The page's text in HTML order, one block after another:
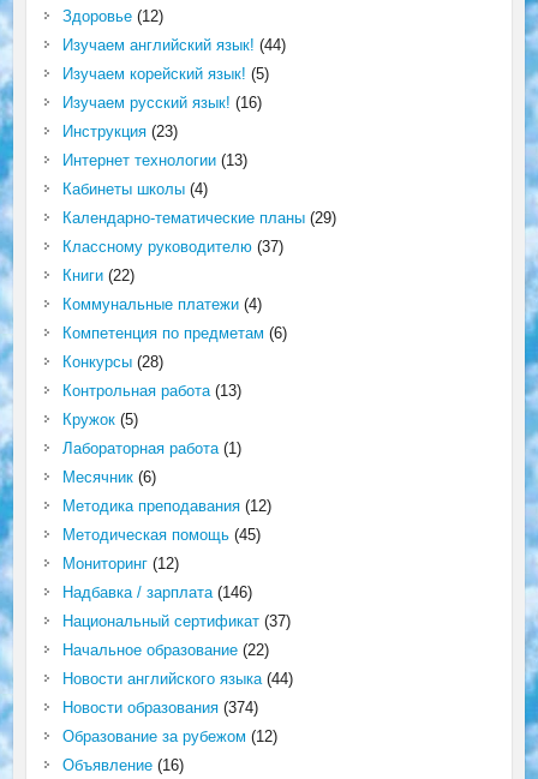
Здоровье(12)
Изучаем английский язык! (44)
Изучаем корейский язык! (5)
Изучаем русский язык! (16)
Инструкция(23)
Интернет технологии(13)
Кабинеты школы(4)
Календарно-тематические планы(29)
Классному руководителю(37)
Книги(22)
Коммунальные платежи(4)
Компетенция по предметам (6)
Конкурсы(28)
Контрольная работа(13)
Кружок(5)
Лабораторная работа(1)
Месячник(6)
Методика преподавания(12)
Методическая помощь(45)
Мониторинг(12)
Надбавка / зарплата(146)
Национальный сертификат(37)
Начальное образование(22)
Новости английского языка(44)
Новости образования(374)
Образование за рубежом (12)
Объявление(16)